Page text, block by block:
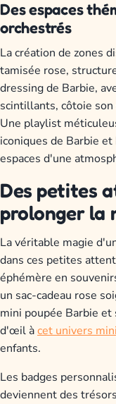
Des espaces
orchestrés
La création de zones
tamisée rose,
dressing de Barbie,
scintillants, côtoie
Une playlist
iconiques de Barbie
espaces d'une
Des petites
prolonger la
La véritable magie
dans ces petites
éphémère en
un sac-cadeau rose
mini poupée Barbie
d'œil àcet univers
enfants.
Les badges
deviennent des